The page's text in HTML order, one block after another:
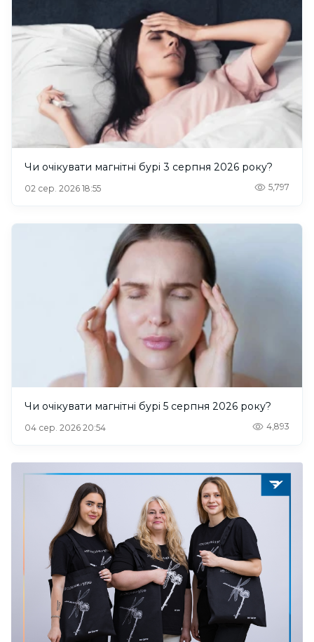
Чи очікувати магнітні бурі 3 серпня 2026 року?
02 сер. 2026 18:55 5,797
Чи очікувати магнітні бурі 5 серпня 2026 року?
04 сер. 2026 20:54 4,893